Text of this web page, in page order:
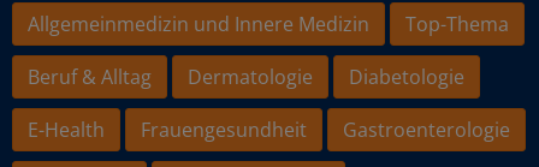
Allgemeinmedizin und Innere Medizin
Top-Thema
Beruf & Alltag
Dermatologie
Diabetologie
E-Health
Frauengesundheit
Gastroenterologie